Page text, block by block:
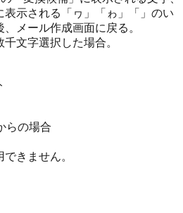
示される「ヮ」「ゎ」「」のい
メール作成画面に戻る。
文字選択した場合。
らの場合
きません。